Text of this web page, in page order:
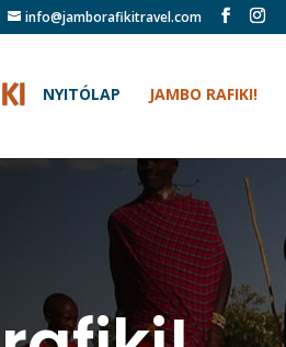
info@jamborafikitravel.com
NYITÓLAP JAMBO RAFIKI!